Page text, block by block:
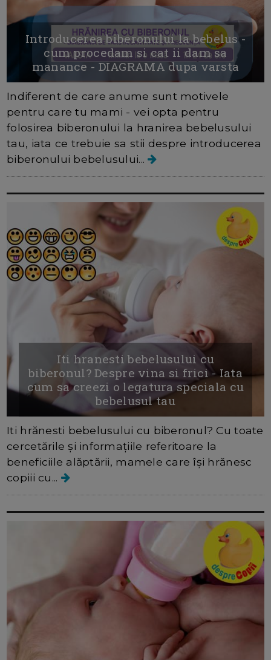
Introducerea biberonului la bebelus -
cum procedam si cat ii dam sa
manance - DIAGRAMA dupa varsta
Indiferent de care anume sunt motivele
pentru care tu mami - vei opta pentru
folosirea biberonului la hranirea bebelusului
tau, iata ce trebuie sa stii despre introducerea
biberonului bebelusului...
Iti hranesti bebelusului cu
biberonul? Despre vina si frici - Iata
cum sa creezi o legatura speciala cu
bebelusul tau
Iti hrănesti bebelusului cu biberonul? Cu toate
cercetările și informațiile referitoare la
beneficiile alăptării, mamele care își hrănesc
copiii cu...